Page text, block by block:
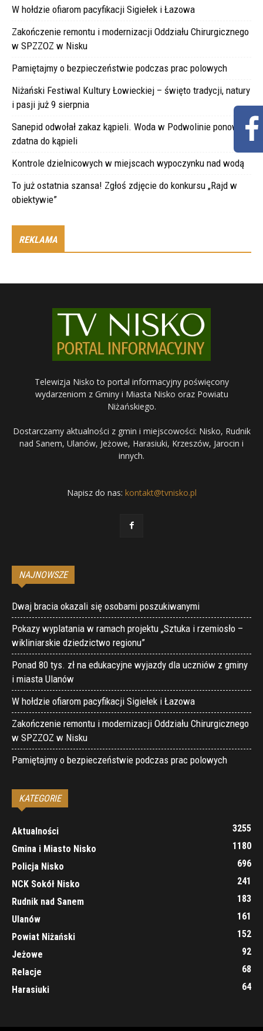
W hołdzie ofiarom pacyfikacji Sigiełek i Łazowa
Zakończenie remontu i modernizacji Oddziału Chirurgicznego
w SPZZOZ w Nisku
Pamiętajmy o bezpieczeństwie podczas prac polowych
Niżański Festiwal Kultury Łowieckiej – święto tradycji, natury
i pasji już 9 sierpnia
Sanepid odwołał zakaz kąpieli. Woda w Podwolinie ponownie
zdatna do kąpieli
Kontrole dzielnicowych w miejscach wypoczynku nad wodą
To już ostatnia szansa! Zgłoś zdjęcie do konkursu „Rajd w
obiektywie”
REKLAMA
Telewizja Nisko to portal informacyjny poświęcony
wydarzeniom z Gminy i Miasta Nisko oraz Powiatu
Niżańskiego.
Dostarczamy aktualności z gmin i miejscowości: Nisko, Rudnik
nad Sanem, Ulanów, Jeżowe, Harasiuki, Krzeszów, Jarocin i
innych.
Napisz do nas: kontakt@tvnisko.pl
NAJNOWSZE
Dwaj bracia okazali się osobami poszukiwanymi
Pokazy wyplatania w ramach projektu „Sztuka i rzemiosło –
wikliniarskie dziedzictwo regionu”
Ponad 80 tys. zł na edukacyjne wyjazdy dla uczniów z gminy
i miasta Ulanów
W hołdzie ofiarom pacyfikacji Sigiełek i Łazowa
Zakończenie remontu i modernizacji Oddziału Chirurgicznego
w SPZZOZ w Nisku
Pamiętajmy o bezpieczeństwie podczas prac polowych
KATEGORIE
Aktualności
3255
Gmina i Miasto Nisko
1180
Policja Nisko
696
NCK Sokół Nisko
241
Rudnik nad Sanem
183
Ulanów
161
Powiat Niżański
152
Jeżowe
92
Relacje
68
Harasiuki
64